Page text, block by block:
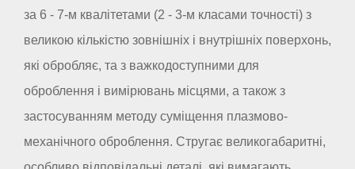
за 6 - 7-м квалітетами (2 - 3-м класами точності) з
великою кількістю зовнішніх і внутрішніх поверхонь,
які обробляє, та з важкодоступними для
оброблення і вимірювань місцями, а також з
застосуванням методу суміщення плазмово-
механічного оброблення. Стругає великогабаритні,